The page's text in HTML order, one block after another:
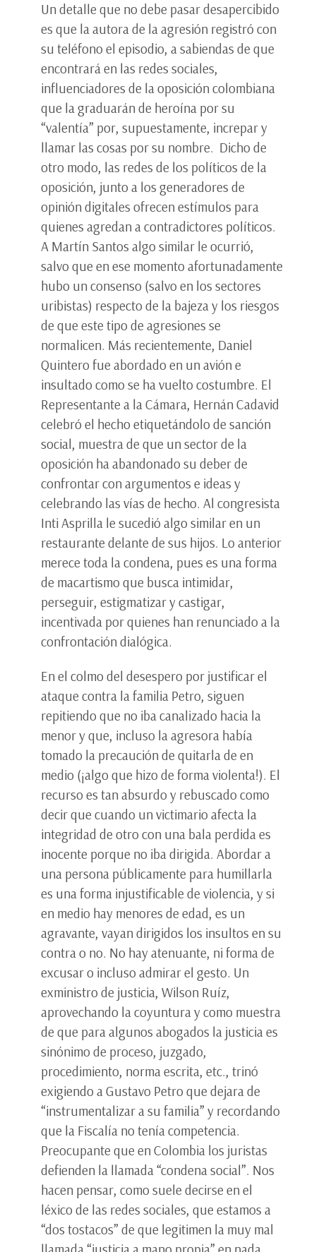
Un detalle que no debe pasar desapercibido
es que la autora de la agresión registró con
su teléfono el episodio, a sabiendas de que
encontrará en las redes sociales,
influenciadores de la oposición colombiana
que la graduarán de heroína por su
“valentía” por, supuestamente, increpar y
llamar las cosas por su nombre. Dicho de
otro modo, las redes de los políticos de la
oposición, junto a los generadores de
opinión digitales ofrecen estímulos para
quienes agredan a contradictores políticos.
A Martín Santos algo similar le ocurrió,
salvo que en ese momento afortunadamente
hubo un consenso (salvo en los sectores
uribistas) respecto de la bajeza y los riesgos
de que este tipo de agresiones se
normalicen. Más recientemente, Daniel
Quintero fue abordado en un avión e
insultado como se ha vuelto costumbre. El
Representante a la Cámara, Hernán Cadavid
celebró el hecho etiquetándolo de sanción
social, muestra de que un sector de la
oposición ha abandonado su deber de
confrontar con argumentos e ideas y
celebrando las vías de hecho. Al congresista
Inti Asprilla le sucedió algo similar en un
restaurante delante de sus hijos. Lo anterior
merece toda la condena, pues es una forma
de macartismo que busca intimidar,
perseguir, estigmatizar y castigar,
incentivada por quienes han renunciado a la
confrontación dialógica.
En el colmo del desespero por justificar el
ataque contra la familia Petro, siguen
repitiendo que no iba canalizado hacia la
menor y que, incluso la agresora había
tomado la precaución de quitarla de en
medio (¡algo que hizo de forma violenta!). El
recurso es tan absurdo y rebuscado como
decir que cuando un victimario afecta la
integridad de otro con una bala perdida es
inocente porque no iba dirigida. Abordar a
una persona públicamente para humillarla
es una forma injustificable de violencia, y si
en medio hay menores de edad, es un
agravante, vayan dirigidos los insultos en su
contra o no. No hay atenuante, ni forma de
excusar o incluso admirar el gesto. Un
exministro de justicia, Wilson Ruíz,
aprovechando la coyuntura y como muestra
de que para algunos abogados la justicia es
sinónimo de proceso, juzgado,
procedimiento, norma escrita, etc., trinó
exigiendo a Gustavo Petro que dejara de
“instrumentalizar a su familia” y recordando
que la Fiscalía no tenía competencia.
Preocupante que en Colombia los juristas
defienden la llamada “condena social”. Nos
hacen pensar, como suele decirse en el
léxico de las redes sociales, que estamos a
“dos tostacos” de que legitimen la muy mal